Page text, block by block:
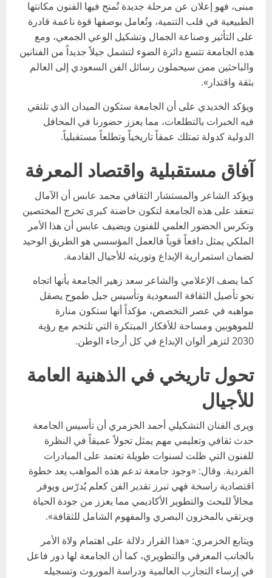
مبنى، فهو إعلان عن مرحلة جديدة تُمنح فيها الفنون مكانتها
الطبيعية في قلب التنمية، وتُعامل بوصفها قوة ناعمة قادرة
على التأثير وصناعة الجمال وتشكيل الوعي الجمعي، ومع
هذه الجامعة تتسع دائرة الضوء لتشمل جيلاً جديداً من الفنانين
والباحثين ممن سيحملون رسائل الفن السعودي إلى العالم
بثقة واقتدار».
ويؤكد الخديدي على أن الجامعة ستكون الميدان الذي تلتقي
فيه الخبرات بالتطلعات، مما يعزز حضورنا في المحافل
الدولية كدولة تمتلك عمقاً تاريخياً وتطلعاً مستقبلياً.
آفاق مستقبلية واقتصاد المعرفة
ويؤكد الشاعر والمستشار الثقافي محمد عابس أن الآمال
تنعقد على هذه الجامعة لتكون حاضنة كبرى تخرج المختصين
وتكرس الحضور العلمي للفنون ويضيف عابس أن هذا الأمر
الملكي يمثل دافعاً قوياً فالعمل المؤسسي هو الطريق الوحيد
لضمان استمرارية الإبداع وتوريثه للأجيال القادمة.
كما يصف الإعلامي والشاعر سعد زهير الجامعة بأنها اتجاه
نحو تأصيل الثقافة السعودية وتأسيس جيل طموح يصقل
مواهبه في عصر التخصص، مؤكداً أنها ستكون منارة
للموهوبين ومساحة للأفكار المبتكرة التي تلتحم مع رؤية
2030 لتزهر ألوان الإبداع في كل أرجاء الوطن.
تحول تاريخي في الذهنية العامة
للأجيال
ويرى الفنان التشكيلي أحمد الخزمري أن تأسيس الجامعة
حدث ثقافي وتعليمي مهم يمثل تحولاً عميقاً في النظرة
للفنون التي ظلت لسنوات طويلة تعتمد على المبادرات
الفردية. وقال: «وجود جامعة تدعم هذه المواهب يعد خطوة
اقتصادية راسخة فهي تبرز تقدير الفن كعلم يُدرّس ويوفر
مجالاً للبحث والتطوير الأكاديمي مما يعزز من جودة الحياة
ويرتقي بالمخزون البصري والمفهوم الشامل للثقافة».
ويتابع الخزمري: «هذا القرار دلالة على اهتمام ولاة الأمر
بالجانب المعرفي والتطويري، كما أن الجامعة لها دور فاعل
في إرساء التجارب العالمية ودراسة الموروث وتسجيله